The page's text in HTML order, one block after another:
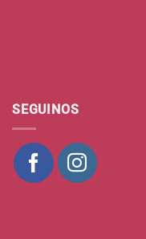
SEGUINOS